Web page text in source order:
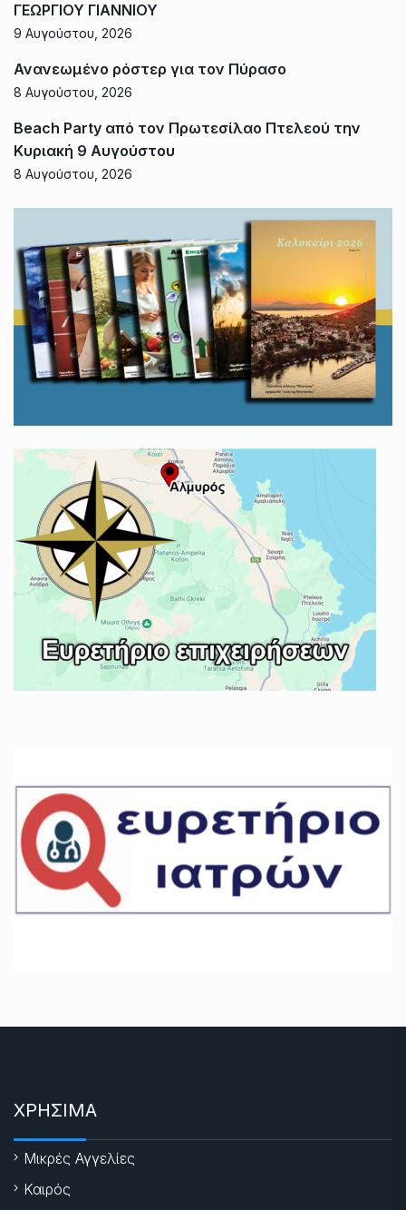
ΓΕΩΡΓΙΟΥ ΓΙΑΝΝΙΟΥ
9 Αυγούστου, 2026
Ανανεωμένο ρόστερ για τον Πύρασο
8 Αυγούστου, 2026
Beach Party από τον Πρωτεσίλαο Πτελεού την
Κυριακή 9 Αυγούστου
8 Αυγούστου, 2026
ΧΡΗΣΙΜΑ
Μικρές Αγγελίες
Καιρός